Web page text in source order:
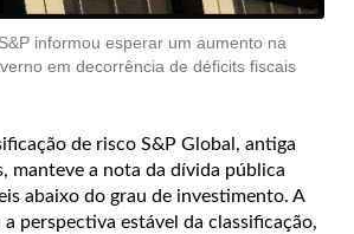
informou esperar um aumento na
em decorrência de déficits fiscais
de risco S&P Global, antiga
manteve a nota da dívida pública
abaixo do grau de investimento. A
perspectiva estável da classificação,